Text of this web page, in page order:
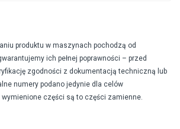
produktu w maszynach pochodzą od
ich pełnej poprawności – przed
zgodności z dokumentacją techniczną lub
numery podano jedynie dla celów
części są to części zamienne.